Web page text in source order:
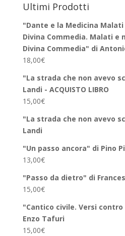
Ultimi Prodotti
"Dante e la Medicina
Divina Commedia. Malati e
Divina Commedia" di
18,00€
"La strada che non avevo
Landi - ACQUISTO LIBRO
15,00€
"La strada che non avevo
Landi
"Un passo ancora" di Pino
13,00€
"Passo da dietro" di
15,00€
"Cantico civile. Versi
Enzo Tafuri
15,00€